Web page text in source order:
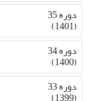
دوره 35
(1401)
دوره 34
(1400)
دوره 33